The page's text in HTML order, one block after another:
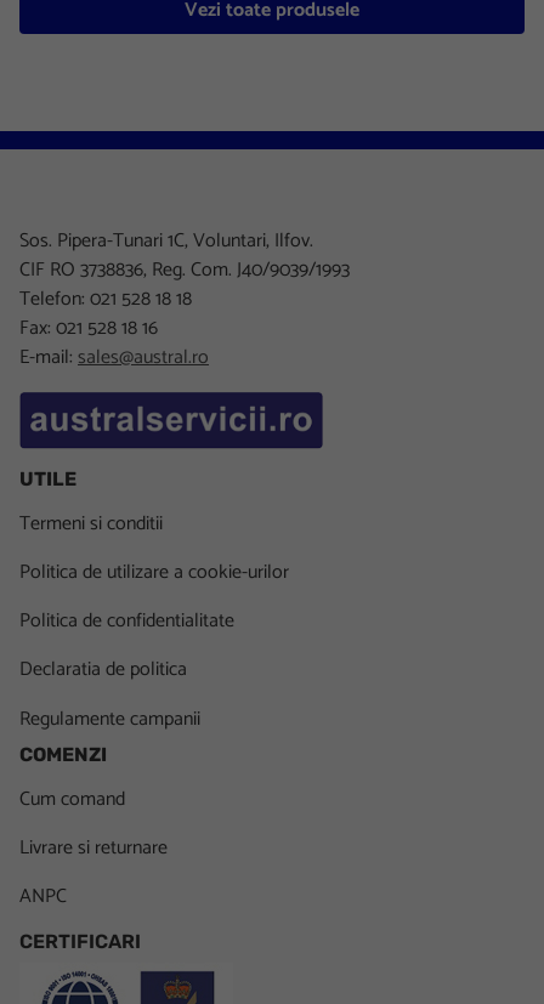
Vezi toate produsele
Sos. Pipera-Tunari 1C, Voluntari, Ilfov.
CIF RO 3738836, Reg. Com. J40/9039/1993
Telefon: 021 528 18 18
Fax: 021 528 18 16
E-mail:sales@austral.ro
UTILE
Termeni si conditii
Politica de utilizare a cookie-urilor
Politica de confidentialitate
Declaratia de politica
Regulamente campanii
COMENZI
Cum comand
Livrare si returnare
ANPC
CERTIFICARI